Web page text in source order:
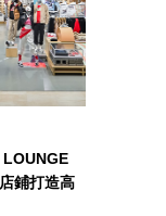
鋪打造高